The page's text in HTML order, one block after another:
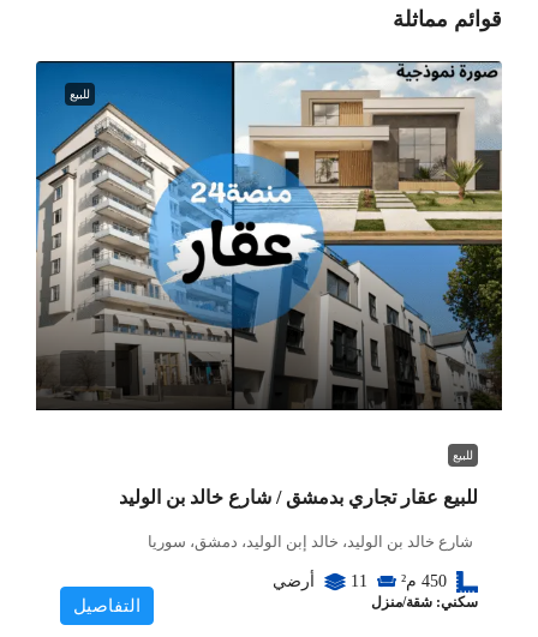
قوائم مماثلة
للبيع
للبيع
للبيع عقار تجاري بدمشق / شارع خالد بن الوليد
شارع خالد بن الوليد، خالد إبن الوليد، دمشق، سوريا
450 م² 11 أرضي
سكني: شقة/منزل التفاصيل